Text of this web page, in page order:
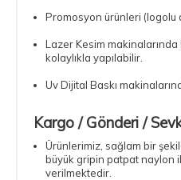
Promosyon ürünleri (logolu
Lazer Kesim
kolaylıkla yapılabilir.
Uv Dijital Baskı
Kargo / Gönderi /
Ürünlerimiz, sağlam bir
büyük gripin patpat naylon
verilmektedir.